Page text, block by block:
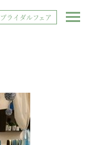
ブライダルフェア